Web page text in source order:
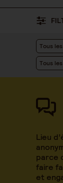
Tous
Tous
Lieu
parce
faire
et